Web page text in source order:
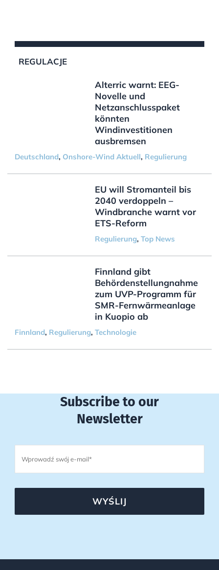
REGULACJE
Alterric warnt: EEG-
Novelle und
Netzanschlusspaket
könnten
Windinvestitionen
ausbremsen
Deutschland, Onshore-Wind Aktuell, Regulierung
EU will Stromanteil bis
2040 verdoppeln –
Windbranche warnt vor
ETS-Reform
Regulierung, Top News
Finnland gibt
Behördenstellungnahme
zum UVP-Programm für
SMR-Fernwärmeanlage
in Kuopio ab
Finnland, Regulierung, Technologie
Subscribe to our
Newsletter
WYŚLIJ